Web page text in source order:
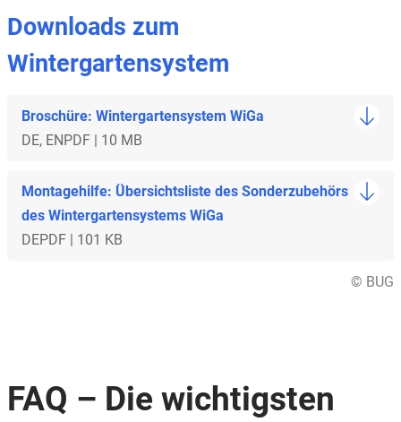
Downloads zum
Wintergartensystem
Broschüre: Wintergartensystem WiGa
DE, ENPDF | 10 MB
Montagehilfe: Übersichtsliste des Sonderzubehörs
des Wintergartensystems WiGa
DEPDF | 101 KB
© BUG
FAQ – Die wichtigsten